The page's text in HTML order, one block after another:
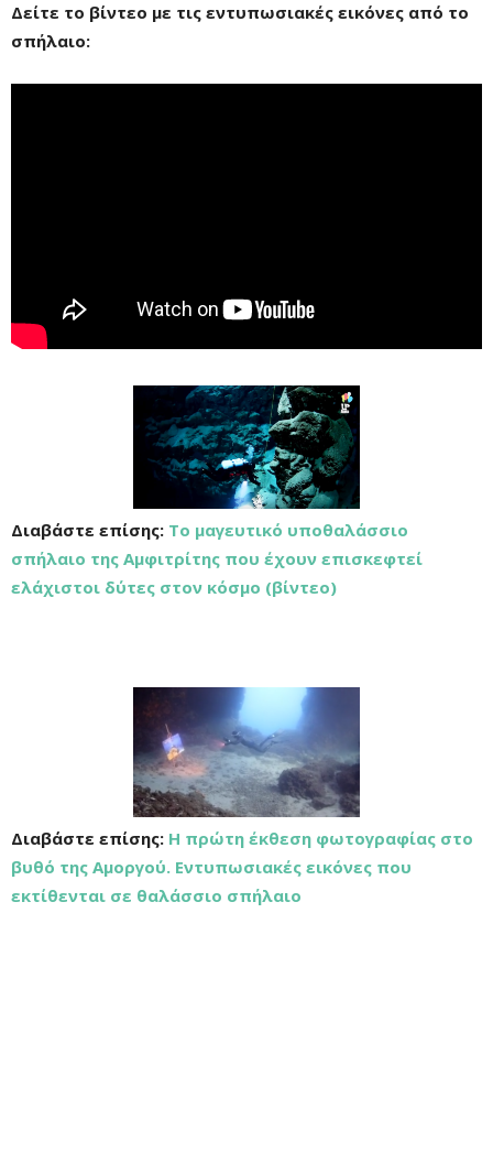
Δείτε το βίντεο με τις εντυπωσιακές εικόνες από το
σπήλαιο:
Διαβάστε επίσης: Το μαγευτικό υποθαλάσσιο
σπήλαιο της Αμφιτρίτης που έχουν επισκεφτεί
ελάχιστοι δύτες στον κόσμο (βίντεο)
Διαβάστε επίσης: Η πρώτη έκθεση φωτογραφίας στο
βυθό της Αμοργού. Εντυπωσιακές εικόνες που
εκτίθενται σε θαλάσσιο σπήλαιο